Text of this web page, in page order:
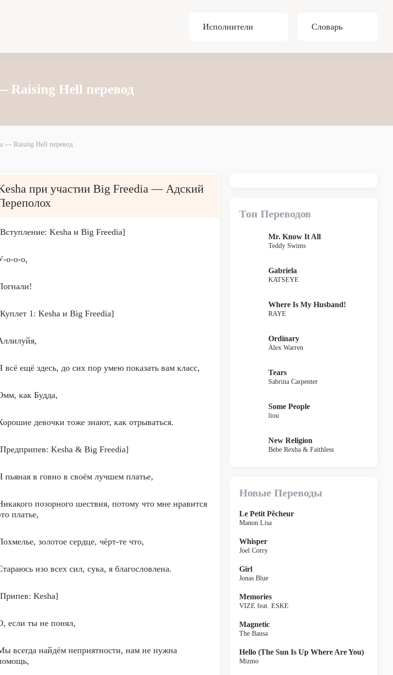
Исполнители Словарь
Raising Hell перевод
— Raising Hell перевод
при участии Big Freedia — Адский
Kesha и Big Freedia]
о-о-о,
1: Kesha и Big Freedia]
всё ещё здесь, до сих пор умею показать вам класс,
как Будда,
девочки тоже знают, как отрываться.
Kesha & Big Freedia]
пьяная в говно в своём лучшем платье,
позорного шествия, потому что мне нравится
платье,
золотое сердце, чёрт-те что,
изо всех сил, сука, я благословлена.
Kesha]
если ты не понял,
всегда найдём неприятности, нам не нужна
Топ Переводов
Mr. Know It All
Teddy Swims
Gabriela
KATSEYE
Where Is My Husband!
RAYE
Ordinary
Alex Warren
Tears
Sabrina Carpenter
Some People
liou
New Religion
Bebe Rexha & Faithless
Новые Переводы
Le Petit Pêcheur
Manon Lisa
Whisper
Joel Corry
Girl
Jonas Blue
Memories
VIZE feat. ESKE
Magnetic
The Bausa
Hello (The Sun Is Up Where Are You)
Mizmo